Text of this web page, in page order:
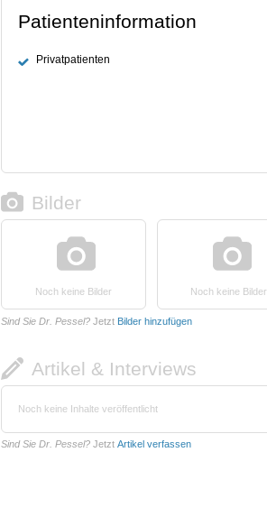
Patienteninformation
Privatpatienten
Bilder
Noch keine Bilder Noch keine Bilder
Sind Sie Dr. Pessel? Jetzt Bilder hinzufügen
Artikel & Interviews
Noch keine Inhalte veröffentlicht
Sind Sie Dr. Pessel? Jetzt Artikel verfassen